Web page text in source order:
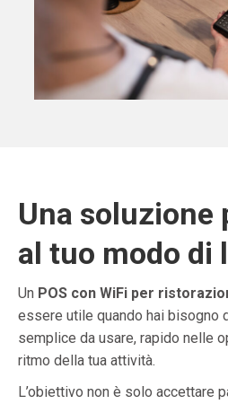
Una soluzione
al tuo modo di
Un POS con WiFi per
essere utile quando hai bisogno
semplice da usare, rapido nelle
ritmo della tua attività.
L’obiettivo non è solo accettare